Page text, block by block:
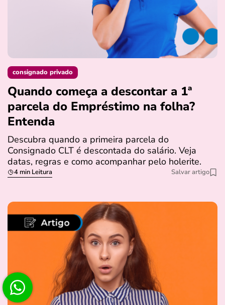
consignado privado
Quando começa a descontar a 1ª
parcela do Empréstimo na folha?
Entenda
Descubra quando a primeira parcela do
Consignado CLT é descontada do salário. Veja
datas, regras e como acompanhar pelo holerite.
4 min Leitura Salvar artigo